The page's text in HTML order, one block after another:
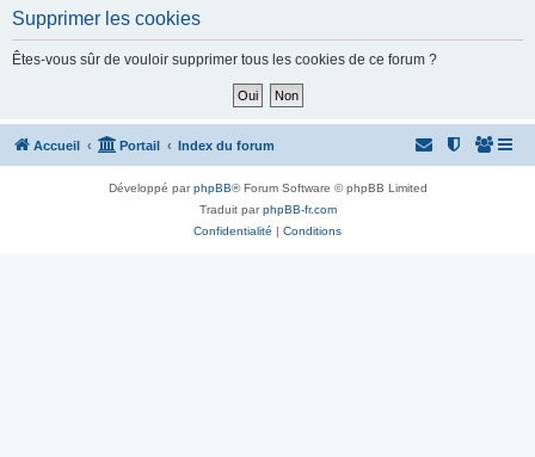
Supprimer les cookies
Êtes-vous sûr de vouloir supprimer tous les cookies de ce forum ?
Accueil Portail Index du forum
Développé parphpBB® Forum Software © phpBB Limited
Traduit parphpBB-fr.com
Confidentialité | Conditions